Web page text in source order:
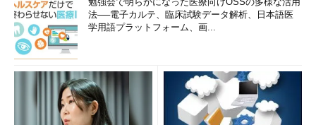
法──電子カルテ、臨床試験データ解析、日本語医
学用語プラットフォーム、画...